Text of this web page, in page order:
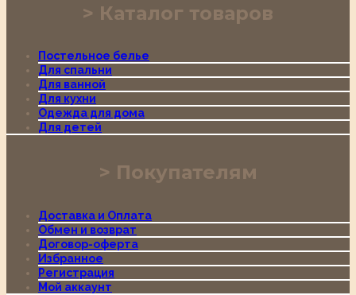
Каталог товаров
Постельное белье
Для спальни
Для ванной
Для кухни
Одежда для дома
Для детей
Покупателям
Доставка и Оплата
Обмен и возврат
Договор-оферта
Избранное
Регистрация
Мой аккаунт